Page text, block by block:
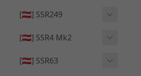
🔄 原廠 ⧸ 零件
[🇦🇹] SSR249
🟦 主體 ⧸ 彈匣
[🇦🇹] SSR4 Mk2
🟦 主體 ⧸ 彈匣
[🇦🇹] SSR63